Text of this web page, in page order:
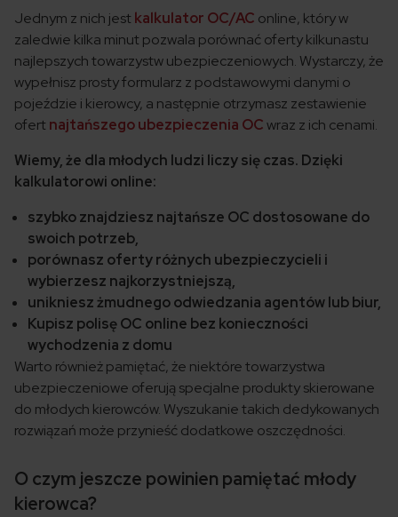
Jednym z nich jest kalkulator OC/AC online, który w
zaledwie kilka minut pozwala porównać oferty kilkunastu
najlepszych towarzystw ubezpieczeniowych. Wystarczy, że
wypełnisz prosty formularz z podstawowymi danymi o
pojeździe i kierowcy, a następnie otrzymasz zestawienie
ofert najtańszego ubezpieczenia OCwraz z ich cenami.
Wiemy, że dla młodych ludzi liczy się czas. Dzięki
kalkulatorowi online:
szybko znajdziesz najtańsze OC dostosowane do
swoich potrzeb,
porównasz oferty różnych ubezpieczycieli i
wybierzesz najkorzystniejszą,
unikniesz żmudnego odwiedzania agentów lub biur,
Kupisz polisę OC online bez konieczności
wychodzenia z domu
Warto również pamiętać, że niektóre towarzystwa
ubezpieczeniowe oferują specjalne produkty skierowane
do młodych kierowców. Wyszukanie takich dedykowanych
rozwiązań może przynieść dodatkowe oszczędności.
O czym jeszcze powinien pamiętać młody
kierowca?